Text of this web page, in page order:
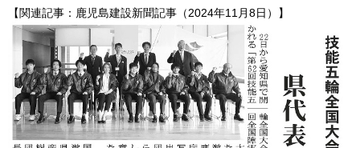
【関連記事：鹿児島建設新聞記事（2024年11月8日）】